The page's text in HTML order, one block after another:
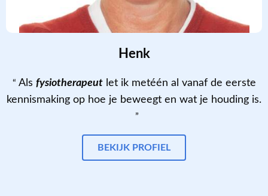
Henk
Als fysiotherapeutlet ik metéén al vanaf de eerste
kennismaking op hoe je beweegt en wat je houding is.
BEKIJK PROFIEL